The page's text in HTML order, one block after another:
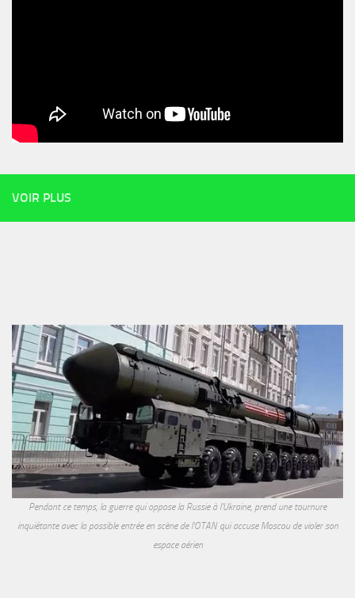
VOIR PLUS
Pendant ce temps, la guerre qui oppose la Russie à l'Ukraine, prend une tournure
inquiétante avec la possible entrée en scène de l'OTAN qui accuse Moscou de violer son
espace aérien